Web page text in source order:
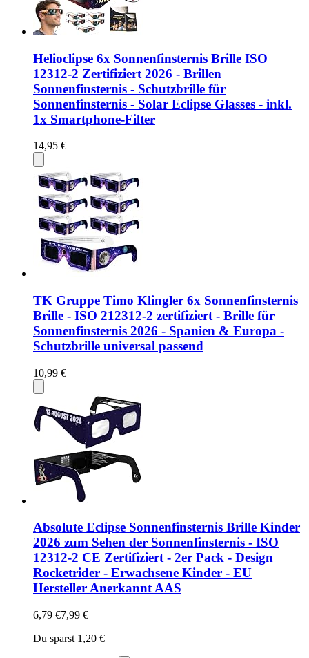
Helioclipse 6x Sonnenfinsternis Brille ISO
12312-2 Zertifiziert 2026 - Brillen
Sonnenfinsternis - Schutzbrille für
Sonnenfinsternis - Solar Eclipse Glasses - inkl.
1x Smartphone-Filter
14,95 €
TK Gruppe Timo Klingler 6x Sonnenfinsternis
Brille - ISO 212312-2 zertifiziert - Brille für
Sonnenfinsternis 2026 - Spanien & Europa -
Schutzbrille universal passend
10,99 €
Absolute Eclipse Sonnenfinsternis Brille Kinder
2026 zum Sehen der Sonnenfinsternis - ISO
12312-2 CE Zertifiziert - 2er Pack - Design
Rocketrider - Erwachsene Kinder - EU
Hersteller Anerkannt AAS
6,79 €7,99 €
Du sparst 1,20 €